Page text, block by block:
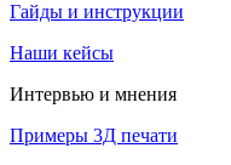
Гайды и инструкции
Наши кейсы
Интервью и мнения
Примеры 3Д печати